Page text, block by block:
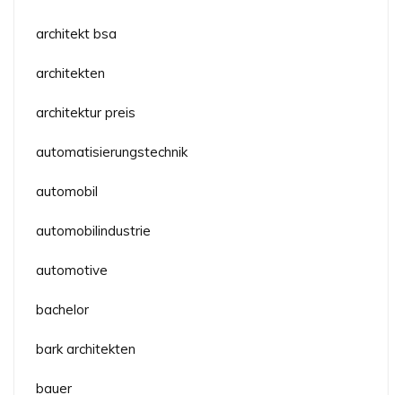
architekt bsa
architekten
architektur preis
automatisierungstechnik
automobil
automobilindustrie
automotive
bachelor
bark architekten
bauer